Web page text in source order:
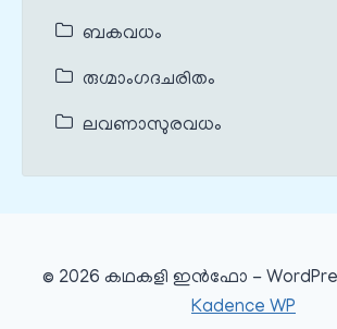
ബകവധം
രുഗ്മാംഗദചരിതം
ലവണാസുരവധം
© 2026 കഥകളി ഇൻഫോ -
Kadence WP